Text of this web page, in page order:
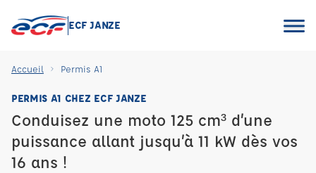
ECF JANZE
Accueil Permis A1
PERMIS A1 CHEZ ECF JANZE
Conduisez une moto 125 cm³ d’une
puissance allant jusqu’à 11 kW dès vos
16 ans !